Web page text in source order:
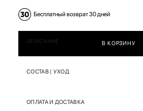
Бесплатный возврат 30 дней
В КОРЗИНУ
ОПИСАНИЕ
СОСТАВ | УХОД
ОПЛАТА И ДОСТАВКА